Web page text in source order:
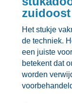
zuidoost
Het stukje
de techniek.​
een juiste
betekent dat
worden